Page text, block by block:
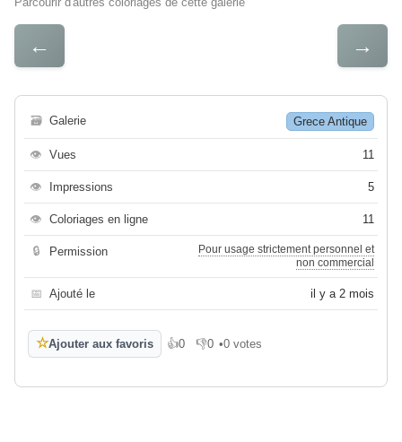
← →
🗃 Galerie Grece Antique
👁 Vues 11
👁 Impressions 5
👁 Coloriages en ligne 11
🔒 Permission
Pour usage strictement personnel et
non commercial
📅 Ajouté le il y a 2 mois
☆Ajouter aux favoris 👍0
J'aime👎0
Je n'aime pas
•0 votes